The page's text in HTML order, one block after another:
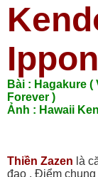
Bài : Hagakure
Forever )
Ảnh : Hawaii
Thiền Zazen là
đạo . Điểm